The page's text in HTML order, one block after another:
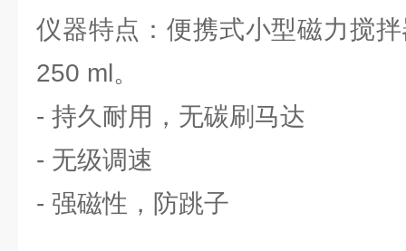
仪器特点：便携式小型磁力搅
250 ml。
- 持久耐用，无碳刷马达
- 无级调速
- 强磁性，防跳子